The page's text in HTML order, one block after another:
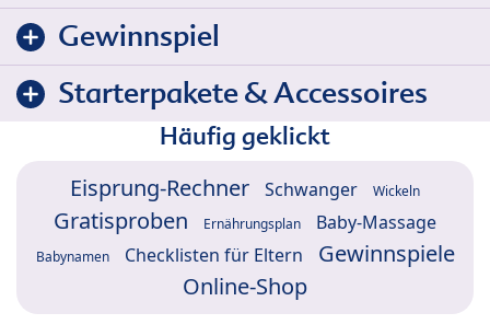
Gewinnspiel
Starterpakete & Accessoires
Häufig geklickt
Eisprung-Rechner Schwanger Wickeln
Gratisproben Ernährungsplan Baby-Massage
Babynamen Checklisten für Eltern
Gewinnspiele
Online-Shop